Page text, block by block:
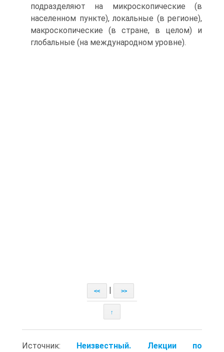
подразделяют на микроскопические (в
населенном пункте), локальные (в регионе),
макроскопические (в стране, в целом) и
глобальные (на международном уровне).
<< >>
↑
Источник: Неизвестный. Лекции по